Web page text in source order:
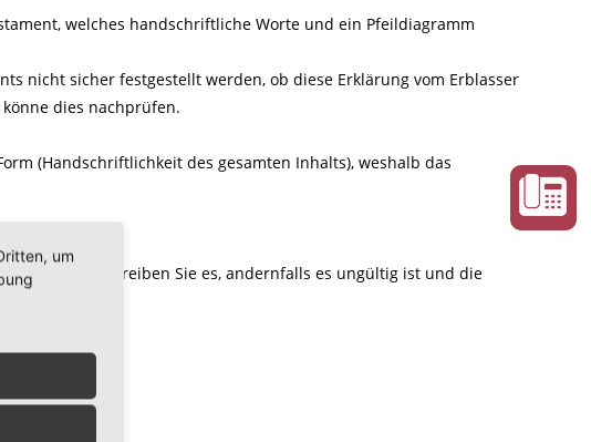
welches handschriftliche Worte und ein Pfeildiagramm
nicht sicher festgestellt werden, ob diese Erklärung vom Erblasser
dies nachprüfen.
(Handschriftlichkeit des gesamten Inhalts), weshalb das
und unterschreiben Sie es, andernfalls es ungültig ist und die
um